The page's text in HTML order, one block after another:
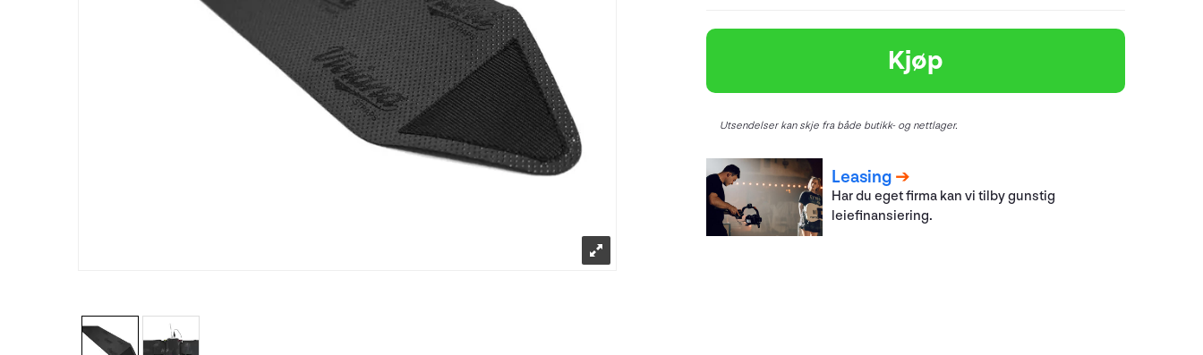
Kjøp
Utsendelser kan skje fra både butikk- og nettlager.
Leasing
Har du eget firma kan vi tilby gunstig
leiefinansiering.